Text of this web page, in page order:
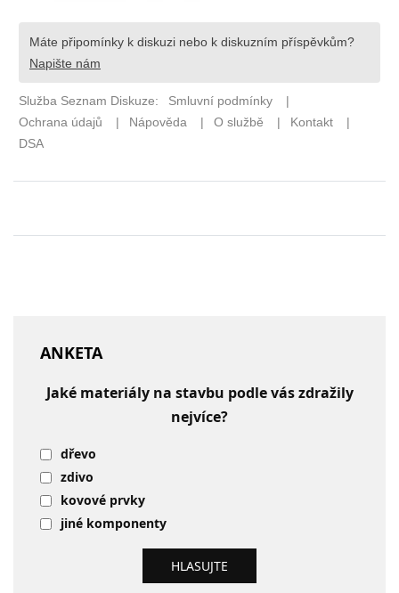
ANKETA
Jaké materiály na stavbu podle vás zdražily
nejvíce?
dřevo
zdivo
kovové prvky
jiné komponenty